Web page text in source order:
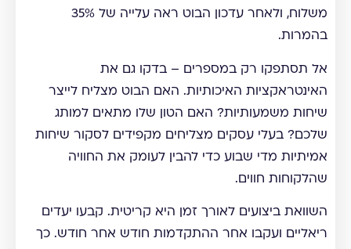
משלוח, ולאחר עדכון הבוט ראה עלייה של 35%
בהמרות.
אל תסתפקו רק במספרים – בדקו גם את
האינטראקציות האיכותיות. האם הבוט מצליח לייצר
שיחות משמעותיות? האם הטון שלו מתאים למותג
שלכם? בעלי עסקים מצליחים מקפידים לסקור שיחות
אמיתיות מדי שבוע כדי להבין לעומק את החוויה
שהלקוחות חווים.
השוואת ביצועים לאורך זמן היא קריטית. קבעו יעדים
ריאליים ועקבו אחר ההתקדמות חודש אחר חודש. כך